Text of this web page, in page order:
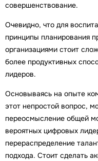
совершенствование.
Очевидно, что для
принципы планирования
организациями стоит
более продуктивных
лидеров.
Основываясь на опыте
этот непростой вопрос,
переосмысление общей
вероятных цифровых
перераспределение
подхода. Стоит сделать